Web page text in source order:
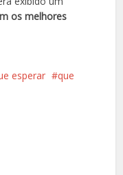
os melhores
esperar
que